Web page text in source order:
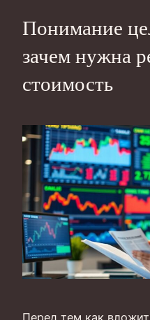
Понимание
зачем нужна
стоимость
Перед тем как